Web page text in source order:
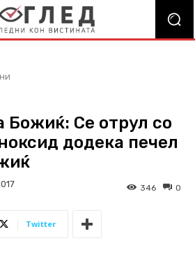
Божиќ: Се отрул со
додека печел
0
346
Twitter